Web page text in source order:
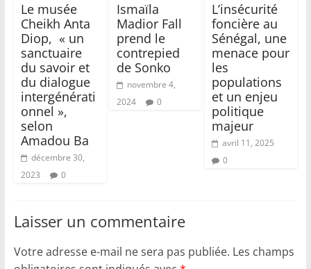
Le musée
Cheikh Anta
Diop, « un
sanctuaire
du savoir et
du dialogue
intergénérati
onnel »,
selon
Amadou Ba
décembre 30,
2023
0
Ismaïla
Madior Fall
prend le
contrepied
de Sonko
novembre 4,
2024
0
L’insécurité
foncière au
Sénégal, une
menace pour
les
populations
et un enjeu
politique
majeur
avril 11, 2025
0
Laisser un commentaire
Votre adresse e-mail ne sera pas publiée. Les champs